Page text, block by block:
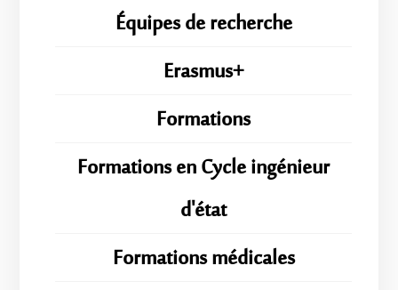
Équipes de recherche
Erasmus+
Formations
Formations en Cycle ingénieur
d'état
Formations médicales